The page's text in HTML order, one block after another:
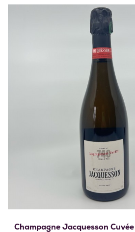
Champagne Jacquesson